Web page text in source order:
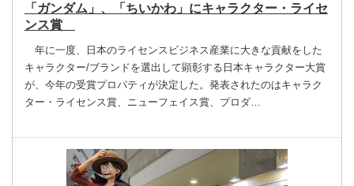
「ガンダム」、「ちいかわ」にキャラクター・ライセ
ンス賞
年に一度、日本のライセンスビジネス産業に大きな貢献をした
キャラクター/ブランドを選出して顕彰する日本キャラクター大賞
が、今年の受賞プロパティが決定した。発表されたのはキャラク
ター・ライセンス賞、ニューフェイス賞、プロダ…